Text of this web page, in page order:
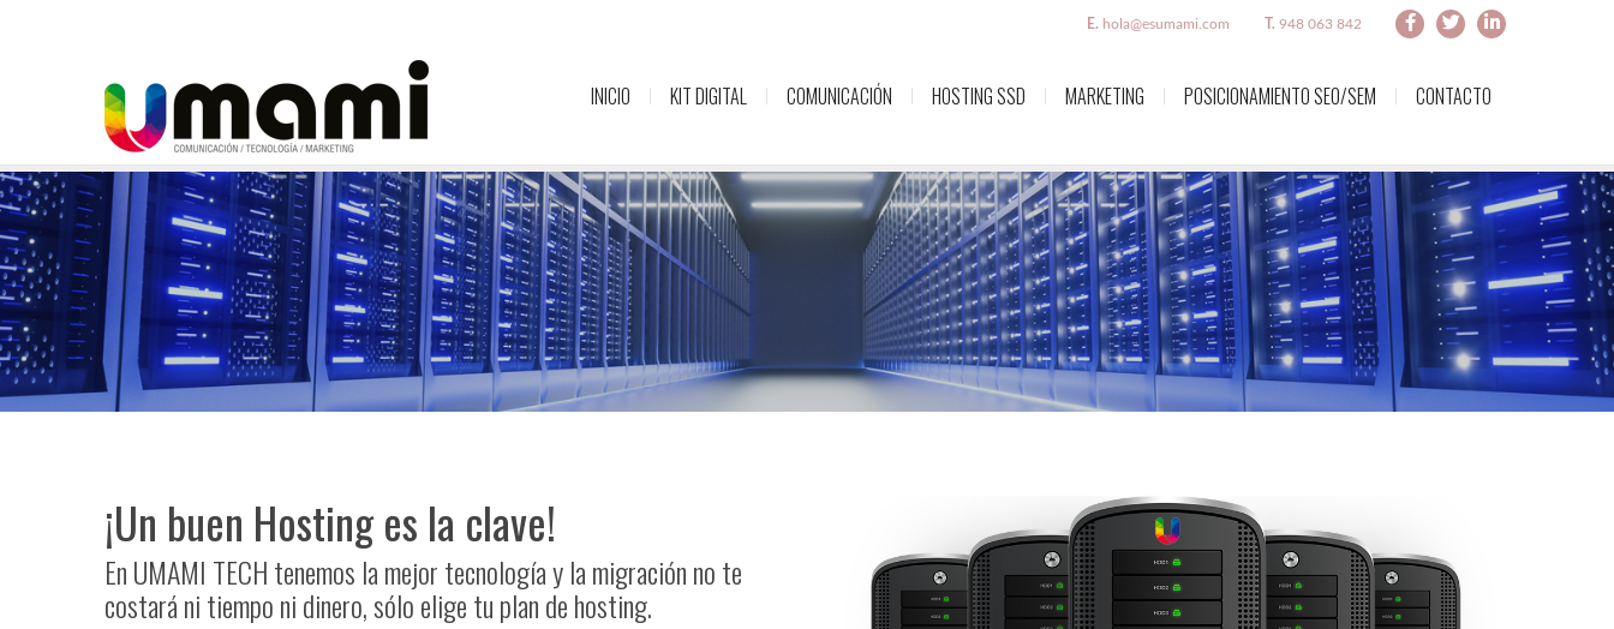
E. hola@esumami.com T. 948 063 842
INICIO KIT DIGITAL COMUNICACIÓN HOSTING SSD MARKETING POSICIONAMIENTO SEO/SEM CONTACTO
¡Un buen Hosting es la clave!
En UMAMI TECH tenemos la mejor tecnología y la migración no te
costará ni tiempo ni dinero, sólo elige tu plan de hosting.